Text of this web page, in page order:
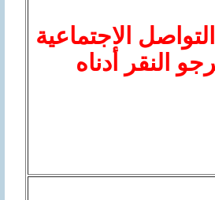
الاجتماعية
النقر أدناه